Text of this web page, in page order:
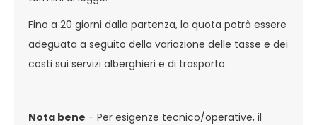
Fino a 20 giorni dalla partenza, la quota potrà essere
adeguata a seguito della variazione delle tasse e dei
costi sui servizi alberghieri e di trasporto.
Nota bene - Per esigenze tecnico/operative, il